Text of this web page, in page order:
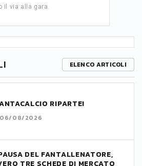
il via alla gara.
ELENCO ARTICOLI
RIPARTE!
06/08/2026
DEL FANTALLENATORE,
TRE SCHEDE DI MERCATO